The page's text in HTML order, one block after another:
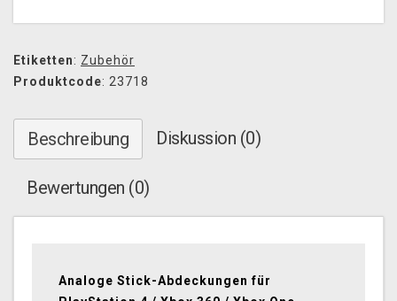
Etiketten: Zubehör
Produktcode: 23718
Beschreibung Diskussion (0)
Bewertungen (0)
Analoge Stick-Abdeckungen für